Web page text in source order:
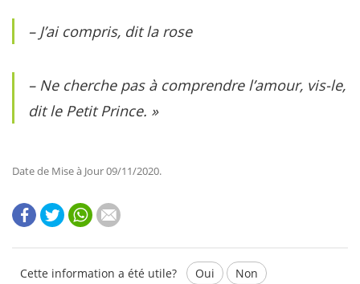
– J’ai compris, dit la rose
– Ne cherche pas à comprendre l’amour, vis-le,
dit le Petit Prince. »
Date de Mise à Jour 09/11/2020.
Cette information a été utile? Oui Non